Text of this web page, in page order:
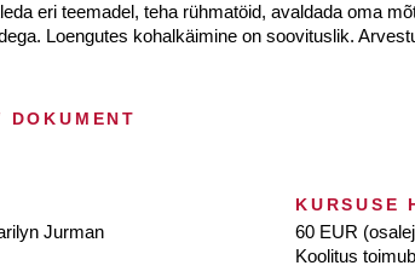
eri teemadel, teha rühmatöid, avaldada oma
Loengutes kohalkäimine on soovituslik.
Jurman
KURSUSE
60 EUR
Koolitus